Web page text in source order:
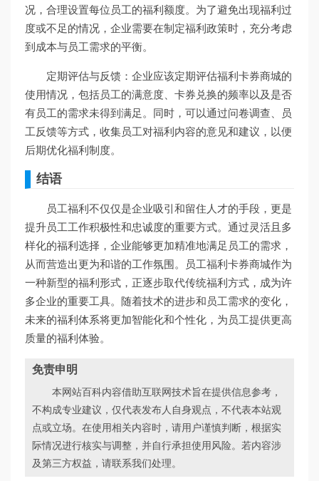
况，合理设置每位员工的福利额度。为了避免出现福利过
度或不足的情况，企业需要在制定福利政策时，充分考虑
到成本与员工需求的平衡。
定期评估与反馈：企业应该定期评估福利卡券商城的
使用情况，包括员工的满意度、卡券兑换的频率以及是否
有员工的需求未得到满足。同时，可以通过问卷调查、员
工反馈等方式，收集员工对福利内容的意见和建议，以便
后期优化福利制度。
结语
员工福利不仅仅是企业吸引和留住人才的手段，更是
提升员工工作积极性和忠诚度的重要方式。通过灵活且多
样化的福利选择，企业能够更加精准地满足员工的需求，
从而营造出更为和谐的工作氛围。员工福利卡券商城作为
一种新型的福利形式，正逐步取代传统福利方式，成为许
多企业的重要工具。随着技术的进步和员工需求的变化，
未来的福利体系将更加智能化和个性化，为员工提供更高
质量的福利体验。
免责申明
本网站百科内容借助互联网技术旨在提供信息参考，
不构成专业建议，仅代表发布人自身观点，不代表本站观
点或立场。在使用相关内容时，请用户谨慎判断，根据实
际情况进行核实与调整，并自行承担使用风险。若内容涉
及第三方权益，请联系我们处理。